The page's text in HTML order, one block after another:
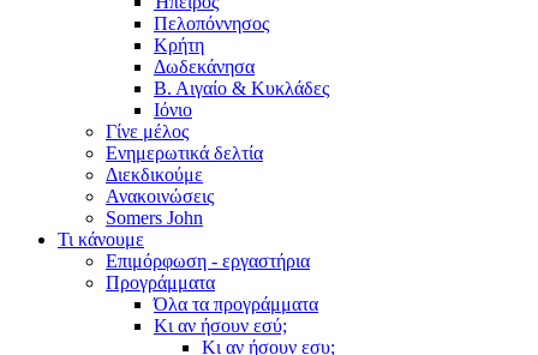
Πελοπόννησος
Κρήτη
Δωδεκάνησα
Β. Αιγαίο & Κυκλάδες
Ιόνιο
Γίνε μέλος
Ενημερωτικά δελτία
Διεκδικούμε
Ανακοινώσεις
Somers John
Τι κάνουμε
Επιμόρφωση - εργαστήρια
Προγράμματα
Όλα τα προγράμματα
Κι αν ήσουν εσύ;
Κι αν ήσουν εσυ;